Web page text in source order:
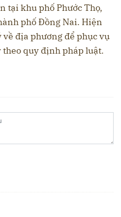
tại khu phố Phước Thọ,
phố Đồng Nai. Hiện
địa phương để phục vụ
quy định pháp luật.